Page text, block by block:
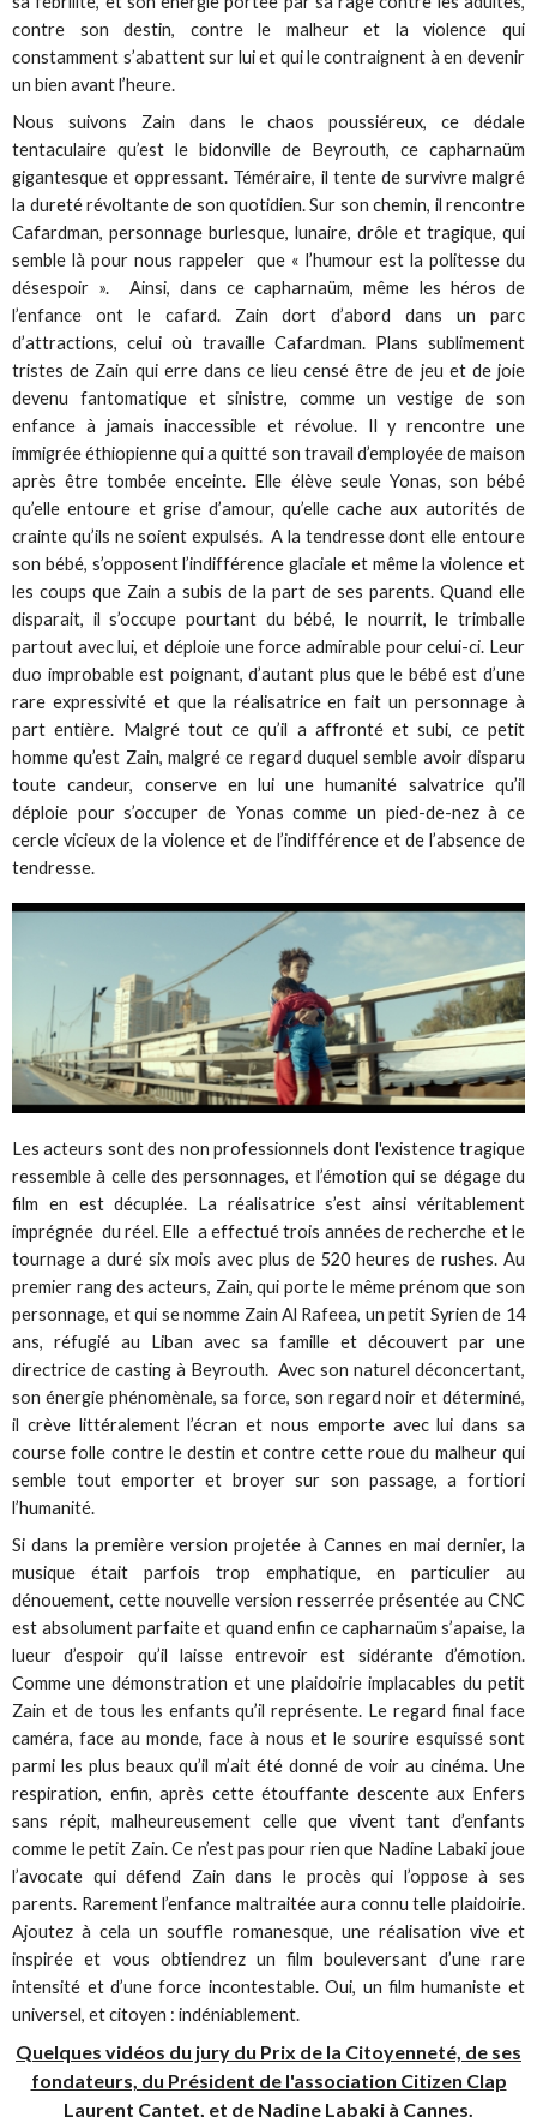
contre son destin, contre le malheur et la violence qui
constamment s’abattent sur lui et qui le contraignent à en devenir
un bien avant l’heure.
Nous suivons Zain dans le chaos poussiéreux, ce dédale
tentaculaire qu’est le bidonville de Beyrouth, ce capharnaüm
gigantesque et oppressant. Téméraire, il tente de survivre malgré
la dureté révoltante de son quotidien. Sur son chemin, il rencontre
Cafardman, personnage burlesque, lunaire, drôle et tragique, qui
semble là pour nous rappeler que « l’humour est la politesse du
désespoir ». Ainsi, dans ce capharnaüm, même les héros de
l’enfance ont le cafard. Zain dort d’abord dans un parc
d’attractions, celui où travaille Cafardman. Plans sublimement
tristes de Zain qui erre dans ce lieu censé être de jeu et de joie
devenu fantomatique et sinistre, comme un vestige de son
enfance à jamais inaccessible et révolue. Il y rencontre une
immigrée éthiopienne qui a quitté son travail d’employée de maison
après être tombée enceinte. Elle élève seule Yonas, son bébé
qu’elle entoure et grise d’amour, qu’elle cache aux autorités de
crainte qu’ils ne soient expulsés. A la tendresse dont elle entoure
son bébé, s’opposent l’indifférence glaciale et même la violence et
les coups que Zain a subis de la part de ses parents. Quand elle
disparait, il s’occupe pourtant du bébé, le nourrit, le trimballe
partout avec lui, et déploie une force admirable pour celui-ci. Leur
duo improbable est poignant, d’autant plus que le bébé est d’une
rare expressivité et que la réalisatrice en fait un personnage à
part entière. Malgré tout ce qu’il a affronté et subi, ce petit
homme qu’est Zain, malgré ce regard duquel semble avoir disparu
toute candeur, conserve en lui une humanité salvatrice qu’il
déploie pour s’occuper de Yonas comme un pied-de-nez à ce
cercle vicieux de la violence et de l’indifférence et de l’absence de
tendresse.
Les acteurs sont des non professionnels dont l'existence tragique
ressemble à celle des personnages, et l’émotion qui se dégage du
film en est décuplée. La réalisatrice s’est ainsi véritablement
imprégnée du réel. Elle a effectué trois années de recherche et le
tournage a duré six mois avec plus de 520 heures de rushes. Au
premier rang des acteurs, Zain, qui porte le même prénom que son
personnage, et qui se nomme Zain Al Rafeea, un petit Syrien de 14
ans, réfugié au Liban avec sa famille et découvert par une
directrice de casting à Beyrouth. Avec son naturel déconcertant,
son énergie phénomènale, sa force, son regard noir et déterminé,
il crève littéralement l’écran et nous emporte avec lui dans sa
course folle contre le destin et contre cette roue du malheur qui
semble tout emporter et broyer sur son passage, a fortiori
l’humanité.
Si dans la première version projetée à Cannes en mai dernier, la
musique était parfois trop emphatique, en particulier au
dénouement, cette nouvelle version resserrée présentée au CNC
est absolument parfaite et quand enfin ce capharnaüm s’apaise, la
lueur d’espoir qu’il laisse entrevoir est sidérante d’émotion.
Comme une démonstration et une plaidoirie implacables du petit
Zain et de tous les enfants qu’il représente. Le regard final face
caméra, face au monde, face à nous et le sourire esquissé sont
parmi les plus beaux qu’il m’ait été donné de voir au cinéma. Une
respiration, enfin, après cette étouffante descente aux Enfers
sans répit, malheureusement celle que vivent tant d’enfants
comme le petit Zain. Ce n’est pas pour rien que Nadine Labaki joue
l’avocate qui défend Zain dans le procès qui l’oppose à ses
parents. Rarement l’enfance maltraitée aura connu telle plaidoirie.
Ajoutez à cela un souffle romanesque, une réalisation vive et
inspirée et vous obtiendrez un film bouleversant d’une rare
intensité et d’une force incontestable. Oui, un film humaniste et
universel, et citoyen : indéniablement.
Quelques vidéos du jury du Prix de la Citoyenneté, de ses
fondateurs, du Président de l'association Citizen Clap
Laurent Cantet, et de Nadine Labaki à Cannes.